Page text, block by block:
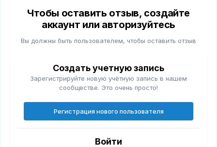
Чтобы оставить отзыв, создайте
аккаунт или авторизуйтесь
Вы должны быть пользователем, чтобы оставить отзыв
Создать учетную запись
Зарегистрируйте новую учётную запись в нашем
сообществе. Это очень просто!
Регистрация нового пользователя
Войти